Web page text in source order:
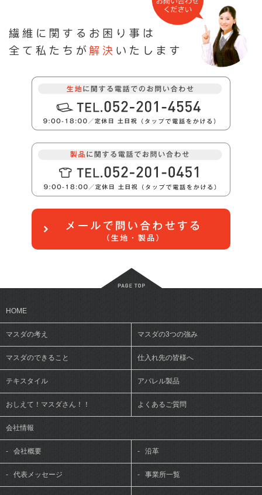
HOME
マスダの考え マスダの3つの強み
マスダのできること 仕入れ先の皆様へ
テキスタイル アパレル製品
おしえて！マスダさん！！ よくあるご質問
会社情報
- 会社概要 - 沿革
- 代表メッセージ - 事業所一覧